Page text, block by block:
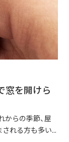
窓を開けら
からの季節、屋
れる方も多い...